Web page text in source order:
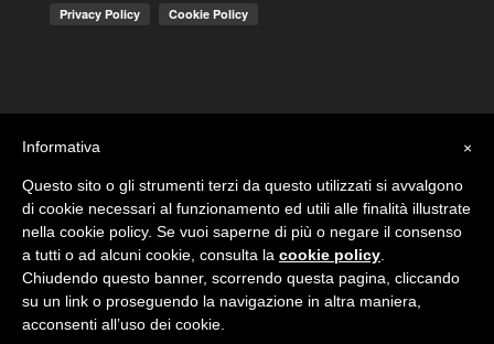
© Giant Cat Studio - Roma - partita Iva 13328301000
×
Informativa
Questo sito o gli strumenti terzi da questo utilizzati si avvalgono
di cookie necessari al funzionamento ed utili alle finalità illustrate
nella cookie policy. Se vuoi saperne di più o negare il consenso
a tutti o ad alcuni cookie, consulta la cookie policy
Chiudendo questo banner, scorrendo questa pagina, cliccando
su un link o proseguendo la navigazione in altra maniera,
acconsenti all’uso dei cookie.